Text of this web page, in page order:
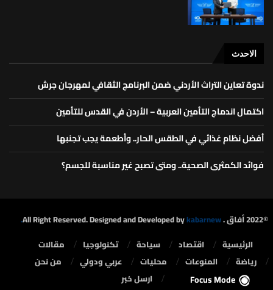
الاحدث
ندوة تعاين التراث الأردني ضمن البرنامج الثقافي لمهرجان جرش
اكتمال اندماج التأمين العربية – الأردن في القدس للتأمين
أفضل نظام غذائي في الطقس الحار.. وأطعمة يجب تجنبها
فوائد الكمثرى الصحية.. ومتى تصبح غير مناسبة للجسم؟
©2022 أفاق . All Right Reserved. Designed and Developed by
kabarnew.
الرئيسية
⁠اقتصاد سياحة تكنولوجيا
مقالات
رياضة
المنوعات محليات ⁠عربي ودولي
من نحن
ارسل خبر
Focus Mode